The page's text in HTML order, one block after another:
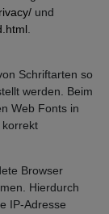
und
Schriftarten so
werden. Beim
Web Fonts in
korrekt
Browser
Hierdurch
IP-Adresse